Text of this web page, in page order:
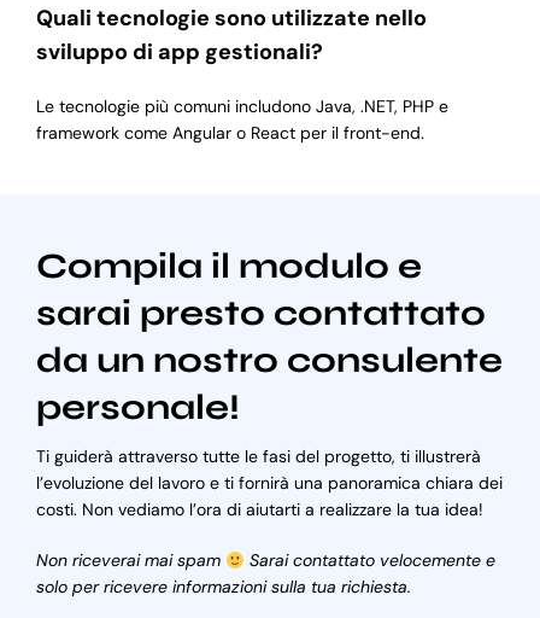
Quali tecnologie sono utilizzate nello
sviluppo di app gestionali?
Le tecnologie più comuni includono Java, .NET, PHP e
framework come Angular o React per il front-end.
Compila il modulo e
sarai presto contattato
da un nostro consulente
personale!
Ti guiderà attraverso tutte le fasi del progetto, ti illustrerà
l’evoluzione del lavoro e ti fornirà una panoramica chiara dei
costi. Non vediamo l’ora di aiutarti a realizzare la tua idea!
Non riceverai mai spam
Sarai contattato velocemente e
solo per ricevere informazioni sulla tua richiesta.